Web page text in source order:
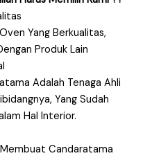
Yang Berkualitas,
Produk Lain
Adalah Tenaga Ahli
Yang Sudah
Hal Interior.
Candaratama